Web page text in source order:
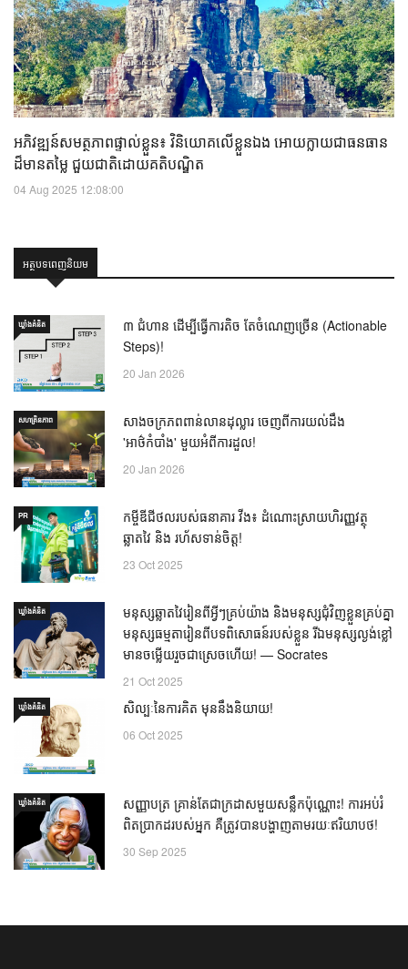
អភិវឌ្ឍន៍សមត្ថភាពផ្ទាល់ខ្លួន៖ វិនិយោគលើខ្លួនឯង អោយក្លាយជាធនធាន
ដ៏មានតម្លៃ ជួយជាតិដោយគតិបណ្ឌិត
04 Aug 2025 12:08:00
អត្ថបទពេញនិយម
ឃ្លាំង​គំនិត
៣ ជំហាន ដើម្បីធ្វើការតិច តែចំណេញច្រើន (Actionable
Steps)!
20 Jan 2026
សហគ្រិនភាព
សាងចក្រភពពាន់លានដុល្លារ ចេញពីការយល់ដឹង
'អាថ៌កំបាំង' មួយអំពីការដួល!
20 Jan 2026
PR
កម្ចីឌីជីថលរបស់ធនាគារ វីង៖ ដំណោះស្រាយហិរញ្ញវត្ថុ
ឆ្លាតវៃ និង រហ័សទាន់ចិត្ត!
23 Oct 2025
ឃ្លាំង​គំនិត
មនុស្សឆ្លាតវៃរៀនពីអ្វីៗគ្រប់យ៉ាង និងមនុស្សជុំវិញខ្លួនគ្រប់គ្នា
មនុស្សធម្មតារៀនពីបទពិសោធន៍របស់ខ្លួន រីឯមនុស្សល្ងង់ខ្លៅ
មានចម្លើយរួចជាស្រេចហើយ! — Socrates
21 Oct 2025
ឃ្លាំង​គំនិត សិល្បៈនៃការគិត មុននឹងនិយាយ!
06 Oct 2025
ឃ្លាំង​គំនិត
សញ្ញាបត្រ គ្រាន់តែជាក្រដាសមួយសន្លឹកប៉ុណ្ណោះ! ការអប់រំ
ពិតប្រាកដរបស់អ្នក គឺត្រូវបានបង្ហាញតាមរយៈឥរិយាបថ!
30 Sep 2025